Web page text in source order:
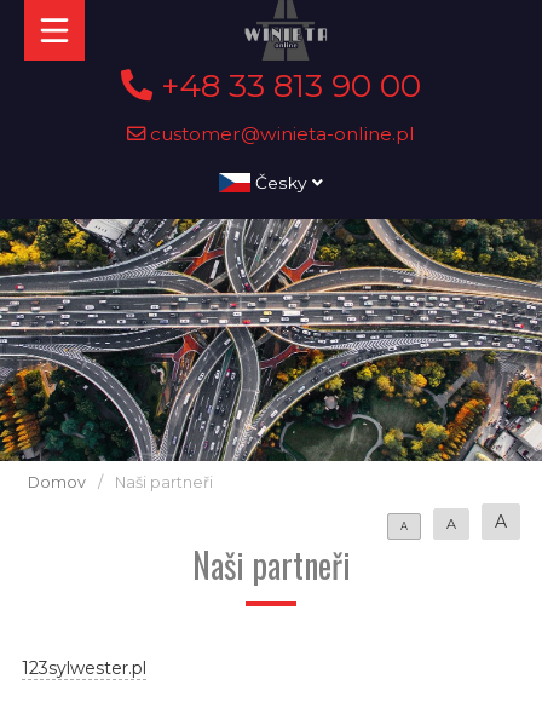
+48 33 813 90 00
customer@winieta-online.pl
Česky
Domov / Naši partneři
A A A
Naši partneři
123sylwester.pl